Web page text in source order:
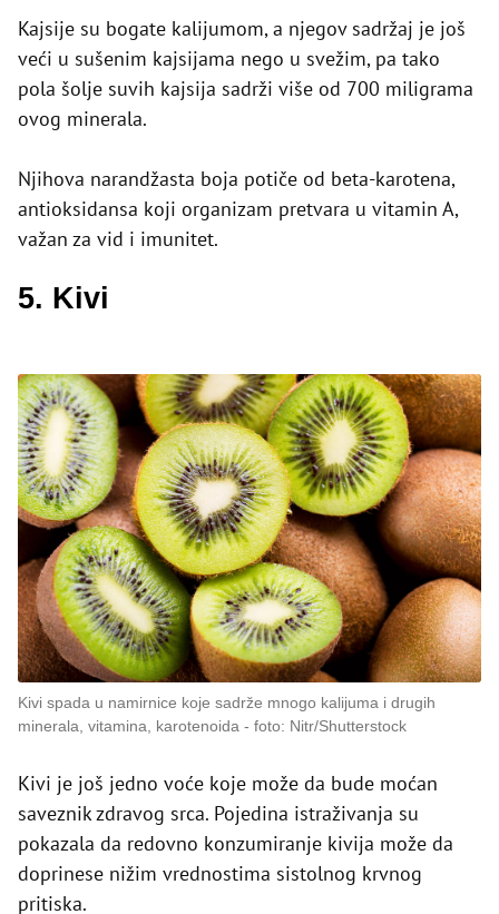
Kajsije su bogate kalijumom, a njegov sadržaj je još
veći u sušenim kajsijama nego u svežim, pa tako
pola šolje suvih kajsija sadrži više od 700 miligrama
ovog minerala.
Njihova narandžasta boja potiče od beta-karotena,
antioksidansa koji organizam pretvara u vitamin A,
važan za vid i imunitet.
5. Kivi
Kivi spada u namirnice koje sadrže mnogo kalijuma i drugih
minerala, vitamina, karotenoida
foto: Nitr/Shutterstock
Kivi je još jedno voće koje može da bude moćan
saveznik zdravog srca. Pojedina istraživanja su
pokazala da redovno konzumiranje kivija može da
doprinese nižim vrednostima sistolnog krvnog
pritiska.